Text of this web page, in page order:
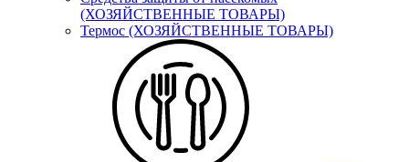
(ХОЗЯЙСТВЕННЫЕ ТОВАРЫ)
Термос (ХОЗЯЙСТВЕННЫЕ ТОВАРЫ)